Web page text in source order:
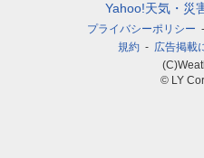
Yahoo!天気・災
プライバシーポリシー
規約
広告掲載
© LY